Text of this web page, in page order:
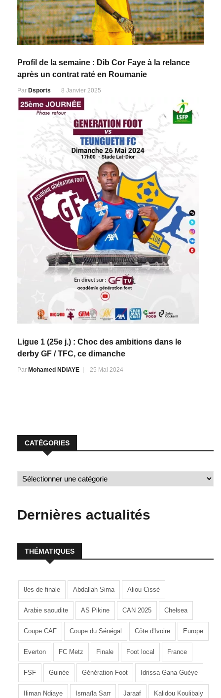
Profil de la semaine : Dib Cor Faye à la relance
après un contrat raté en Roumanie
Par Dsports 8 Janvier 2025
Ligue 1 (25e j.) : Choc des ambitions dans le
derby GF / TFC, ce dimanche
Par Mohamed NDIAYE 25 Mai 2024
CATÉGORIES
Dernières actualités
THÉMATIQUES
8es de finale Abdallah Sima Aliou Cissé
Arabie saoudite AS Pikine CAN 2025 Chelsea
Coupe CAF Coupe du Sénégal Côte d'Ivoire Europe
Everton FC Metz Finale Foot local France
FSF Guinée Génération Foot Idrissa Gana Guèye
Iliman Ndiaye Ismaïla Sarr Jaraaf Kalidou Koulibaly